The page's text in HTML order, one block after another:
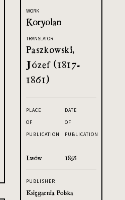
WORK
Koryolan
TRANSLATOR
Paszkowski,
Józef (1817-
1861)
PLACE
OF
PUBLICATION
Lwów
DATE
OF
PUBLICATION
1895
PUBLISHER
Księgarnia Polska